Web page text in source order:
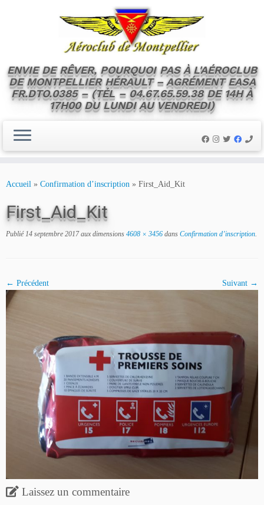
ENVIE DE RÊVER, POURQUOI PAS À L'AÉROCLUB
DE MONTPELLIER HÉRAULT – AGRÉMENT EASA
FR.DTO.0385 – (TÉL – 04.67.65.59.38 DE 14H À
17H00 DU LUNDI AU VENDREDI)
Accueil » Confirmation d’inscription » First_Aid_Kit
First_Aid_Kit
Publié 14 septembre 2017aux dimensions 4608 × 3456 dans Confirmation d’inscription.
← Précédent Suivant →
Laissez un commentaire